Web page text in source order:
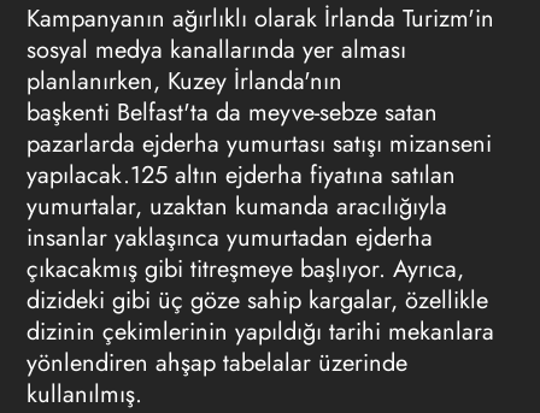
Kampanyanın ağırlıklı olarak İrlanda Turizm'in
sosyal medya kanallarında yer alması
planlanırken, Kuzey İrlanda'nın
başkenti Belfast'ta da meyve-sebze satan
pazarlarda ejderha yumurtası satışı mizanseni
yapılacak.125 altın ejderha fiyatına satılan
yumurtalar, uzaktan kumanda aracılığıyla
insanlar yaklaşınca yumurtadan ejderha
çıkacakmış gibi titreşmeye başlıyor. Ayrıca,
dizideki gibi üç göze sahip kargalar, özellikle
dizinin çekimlerinin yapıldığı tarihi mekanlara
yönlendiren ahşap tabelalar üzerinde
kullanılmış.